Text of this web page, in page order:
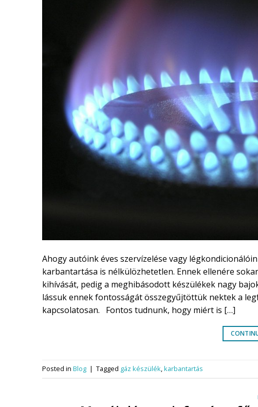
Ahogy autóink éves szervízelése vagy
karbantartása is nélkülözhetetlen. Ennek ellenére
kihívását, pedig a meghibásodott készülékek nagy
lássuk ennek fontosságát összegyűjtöttük nektek a
kapcsolatosan. Fontos tudnunk, hogy miért is […]
Posted in Blog | Tagged gáz készülék,karbantartás